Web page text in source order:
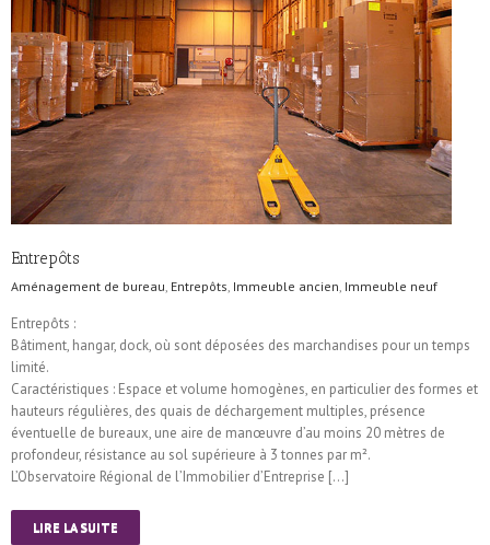
Entrepôts
Aménagement de bureau, Entrepôts, Immeuble ancien, Immeuble neuf
Entrepôts :
Bâtiment, hangar, dock, où sont déposées des marchandises pour un temps
limité.
Caractéristiques : Espace et volume homogènes, en particulier des formes et
hauteurs régulières, des quais de déchargement multiples, présence
éventuelle de bureaux, une aire de manœuvre d’au moins 20 mètres de
profondeur, résistance au sol supérieure à 3 tonnes par m².
L’Observatoire Régional de l’Immobilier d’Entreprise […]
LIRE LA SUITE